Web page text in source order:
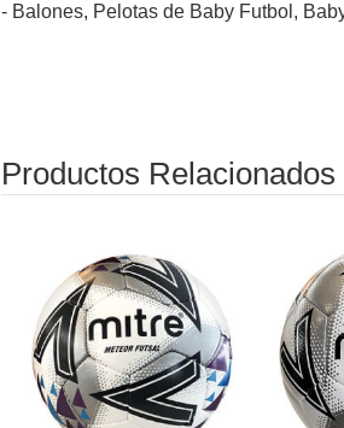
- Balones, Pelotas de Baby Futbol,
Productos Relacionados